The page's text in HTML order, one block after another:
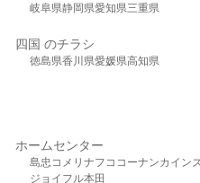
岐阜県静岡県愛知県三重県
四国 のチラシ
徳島県香川県愛媛県高知県
ホームセンター
島忠 コメリ ナフコ コーナンカイン
ジョイフル本田